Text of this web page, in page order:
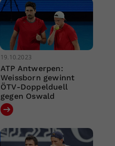
19.10.2023
ATP Antwerpen:
Weissborn gewinnt
ÖTV-Doppelduell
gegen Oswald